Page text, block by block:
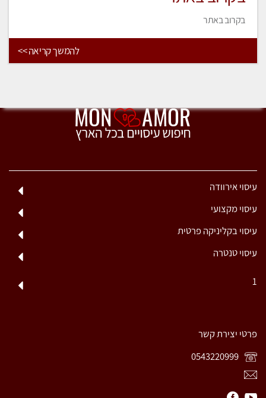
בקרוב באתר
להמשך קריאה >>
עיסוי אירוודה
עיסוי מקצועי
עיסוי בקליניקה פרטית
עיסוי טנטרה
1
פרטי יצירת קשר